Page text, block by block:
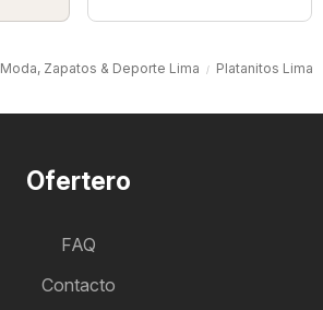
Moda, Zapatos & Deporte Lima Platanitos Lima
Ofertero
FAQ
Contacto